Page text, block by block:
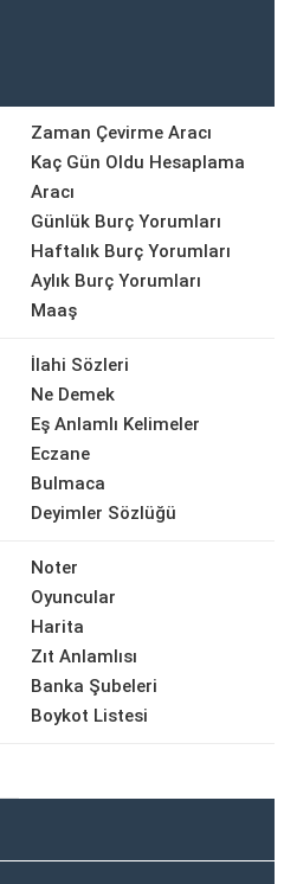
Zaman Çevirme Aracı
Kaç Gün Oldu Hesaplama
Aracı
Günlük Burç Yorumları
Haftalık Burç Yorumları
Aylık Burç Yorumları
Maaş
İlahi Sözleri
Ne Demek
Eş Anlamlı Kelimeler
Eczane
Bulmaca
Deyimler Sözlüğü
Noter
Oyuncular
Harita
Zıt Anlamlısı
Banka Şubeleri
Boykot Listesi